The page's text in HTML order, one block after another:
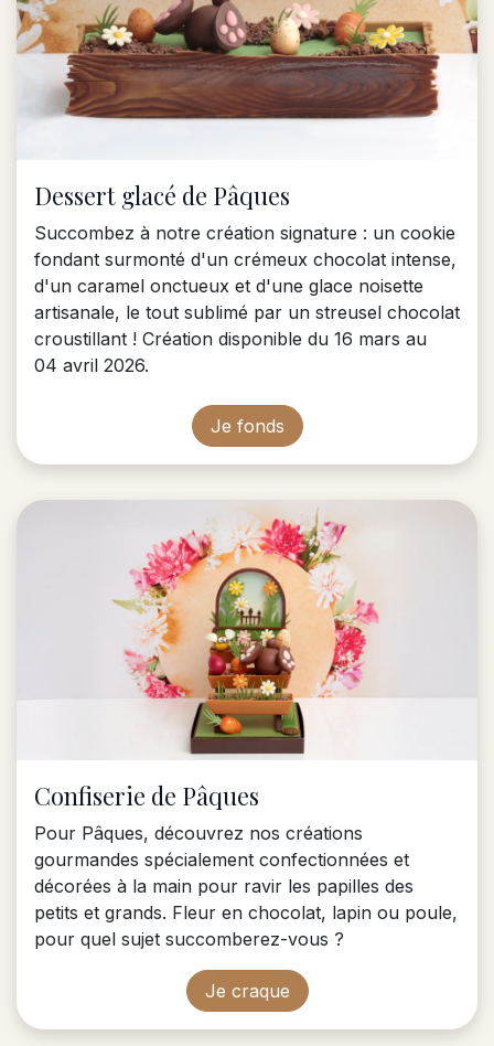
Dessert glacé de Pâques
Succombez à notre création signature : un cookie
fondant surmonté d'un crémeux chocolat intense,
d'un caramel onctueux et d'une glace noisette
artisanale, le tout sublimé par un streusel chocolat
croustillant ! Création disponible du 16 mars au
04 avril 2026.
Je fonds
Confiserie de Pâques
Pour Pâques, découvrez nos créations
gourmandes spécialement confectionnées et
décorées à la main pour ravir les papilles des
petits et grands. Fleur en chocolat, lapin ou poule,
pour quel sujet succomberez-vous ?
Je craque